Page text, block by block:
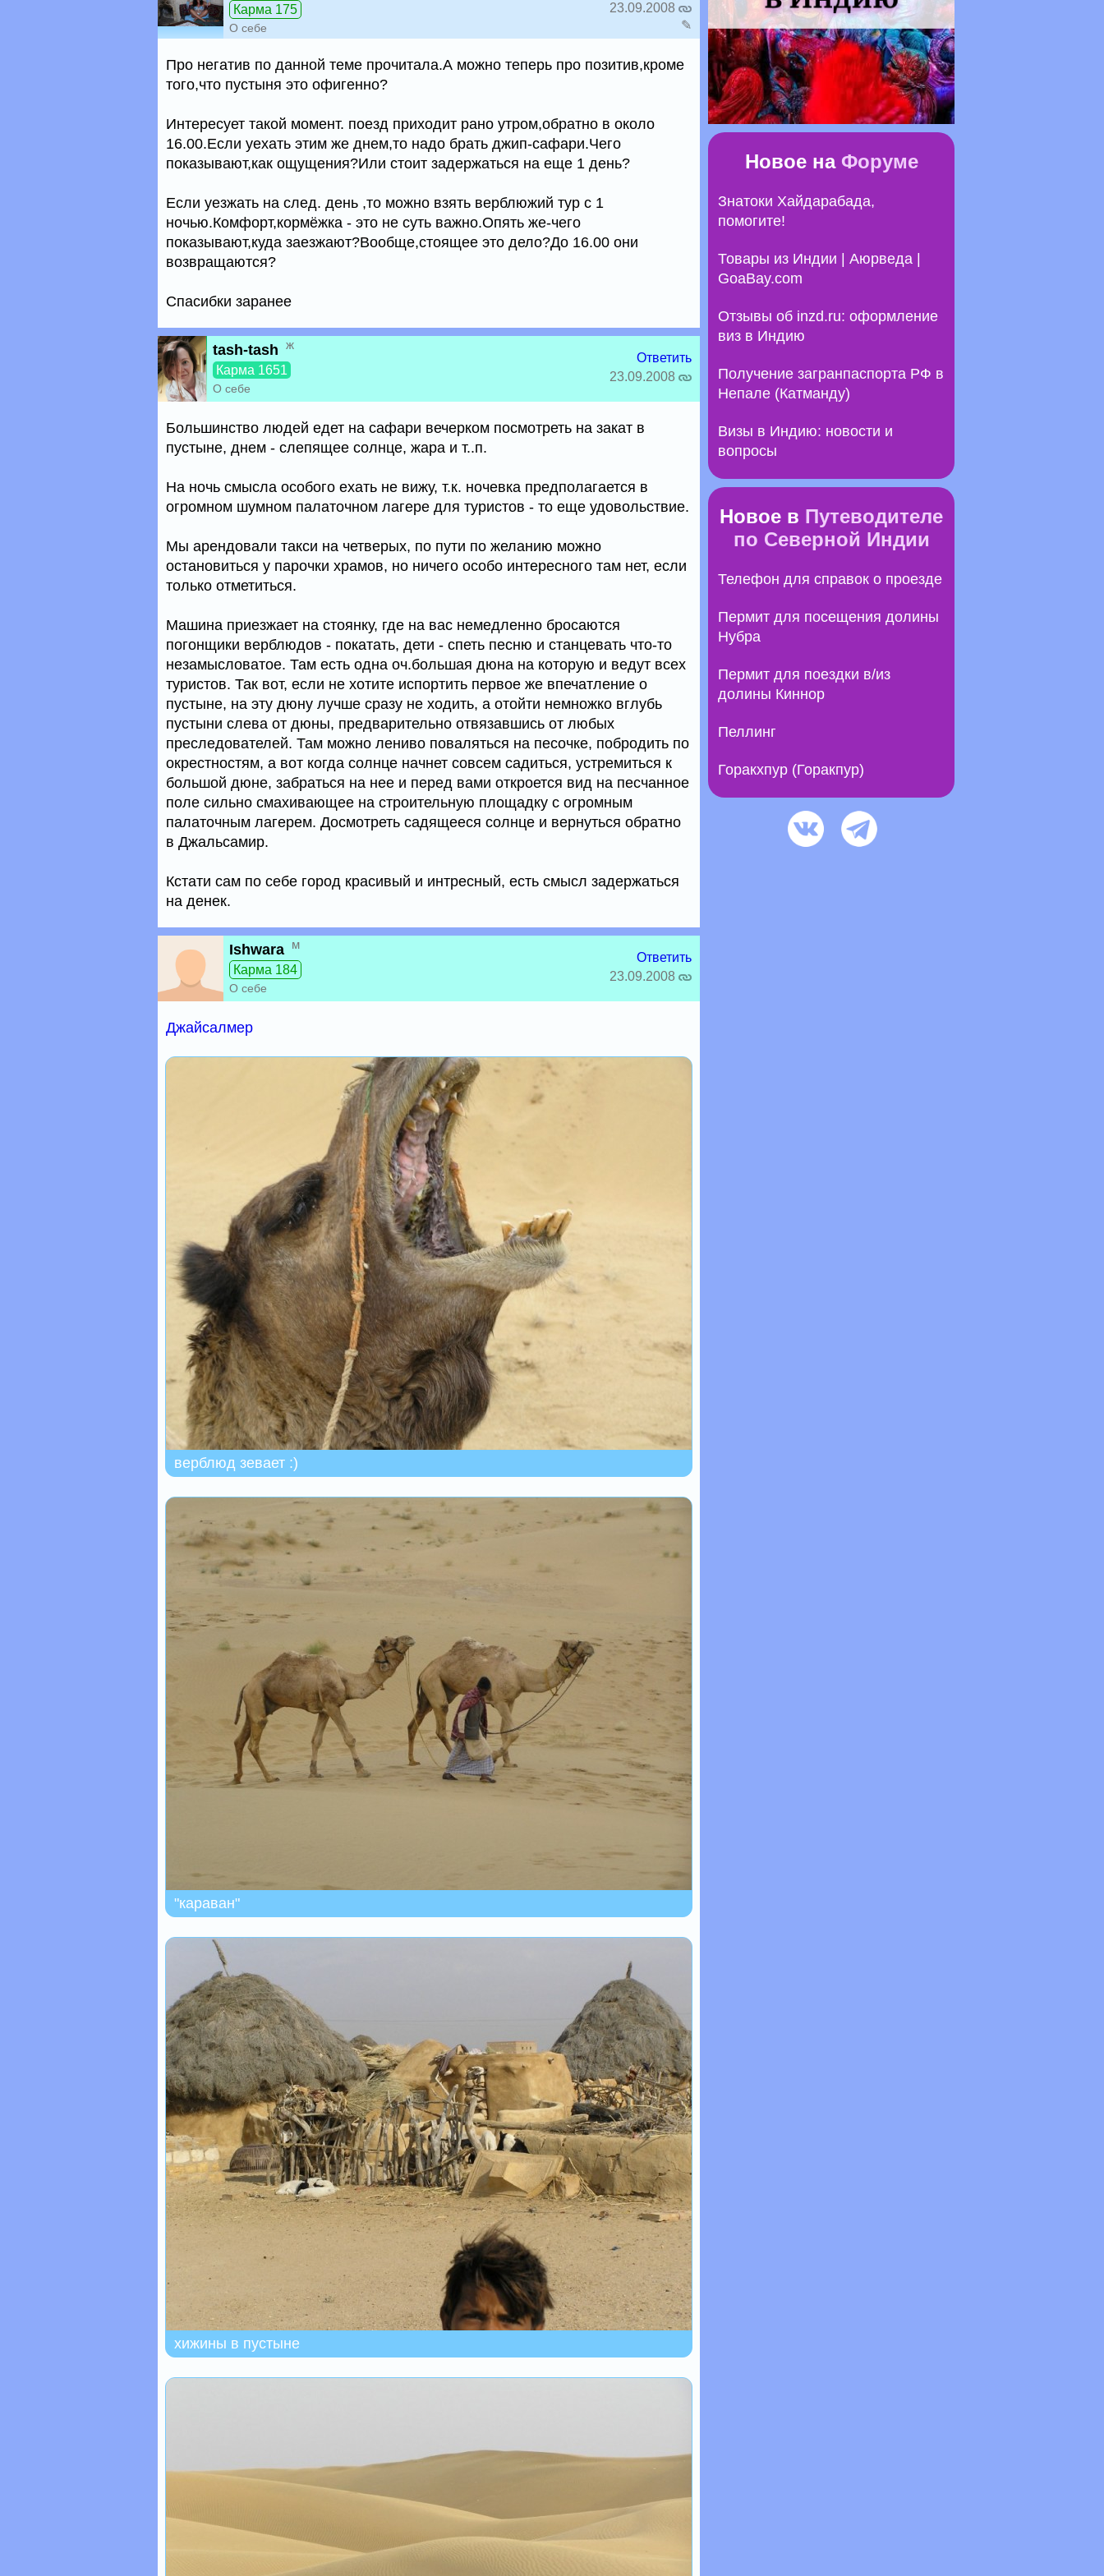
Карма 175
О себе
23.09.2008
✎
Про негатив по данной теме прочитала.А можно теперь про позитив,кроме
того,что пустыня это офигенно?
Интересует такой момент. поезд приходит рано утром,обратно в около
16.00.Если уехать этим же днем,то надо брать джип-сафари.Чего
показывают,как ощущения?Или стоит задержаться на еще 1 день?
Если уезжать на след. день ,то можно взять верблюжий тур с 1
ночью.Комфорт,кормёжка - это не суть важно.Опять же-чего
показывают,куда заезжают?Вообще,стоящее это дело?До 16.00 они
возвращаются?
Спасибки заранее
tash-tash ж
Карма 1651
О себе
Ответить
23.09.2008
Большинство людей едет на сафари вечерком посмотреть на закат в
пустыне, днем - слепящее солнце, жара и т..п.
На ночь смысла особого ехать не вижу, т.к. ночевка предполагается в
огромном шумном палаточном лагере для туристов - то еще удовольствие.
Мы арендовали такси на четверых, по пути по желанию можно
остановиться у парочки храмов, но ничего особо интересного там нет, если
только отметиться.
Машина приезжает на стоянку, где на вас немедленно бросаются
погонщики верблюдов - покатать, дети - спеть песню и станцевать что-то
незамысловатое. Там есть одна оч.большая дюна на которую и ведут всех
туристов. Так вот, если не хотите испортить первое же впечатление о
пустыне, на эту дюну лучше сразу не ходить, а отойти немножко вглубь
пустыни слева от дюны, предварительно отвязавшись от любых
преследователей. Там можно лениво поваляться на песочке, побродить по
окрестностям, а вот когда солнце начнет совсем садиться, устремиться к
большой дюне, забраться на нее и перед вами откроется вид на песчанное
поле сильно смахивающее на строительную площадку с огромным
палаточным лагерем. Досмотреть садящееся солнце и вернуться обратно
в Джальсамир.
Кстати сам по себе город красивый и интресный, есть смысл задержаться
на денек.
Ishwara м
Карма 184
О себе
Ответить
23.09.2008
Джайсалмер
верблюд зевает :)
"караван"
хижины в пустыне
Новое на Форуме
Знатоки Хайдарабада,
помогите!
Товары из Индии | Аюрведа |
GoaBay.com
Отзывы об inzd.ru: оформление
виз в Индию
Получение загранпаспорта РФ в
Непале (Катманду)
Визы в Индию: новости и
вопросы
Новое в Путеводителе
по Северной Индии
Телефон для справок о проезде
Пермит для посещения долины
Нубра
Пермит для поездки в/из
долины Киннор
Пеллинг
Горакхпур (Горакпур)